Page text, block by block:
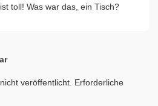
toll! Was war das, ein Tisch?
veröffentlicht. Erforderliche